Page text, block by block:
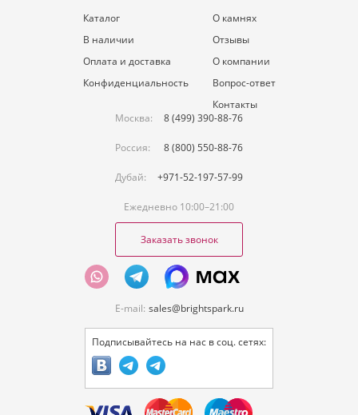
Каталог
В наличии
Оплата и доставка
Конфиденциальность
О камнях
Отзывы
О компании
Вопрос-ответ
Контакты
Москва:
8 (499) 390-88-76
Россия: 8 (800) 550-88-76
Дубай: +971-52-197-57-99
Ежедневно 10:00–21:00
Заказать звонок
E-mail: sales@brightspark.ru
Подписывайтесь на нас в соц. сетях: